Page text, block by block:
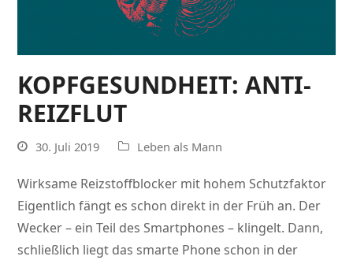
KOPFGESUNDHEIT: ANTI-
REIZFLUT
30. Juli 2019 Leben als Mann
Wirksame Reizstoffblocker mit hohem Schutzfaktor
Eigentlich fängt es schon direkt in der Früh an. Der
Wecker – ein Teil des Smartphones – klingelt. Dann,
schließlich liegt das smarte Phone schon in der